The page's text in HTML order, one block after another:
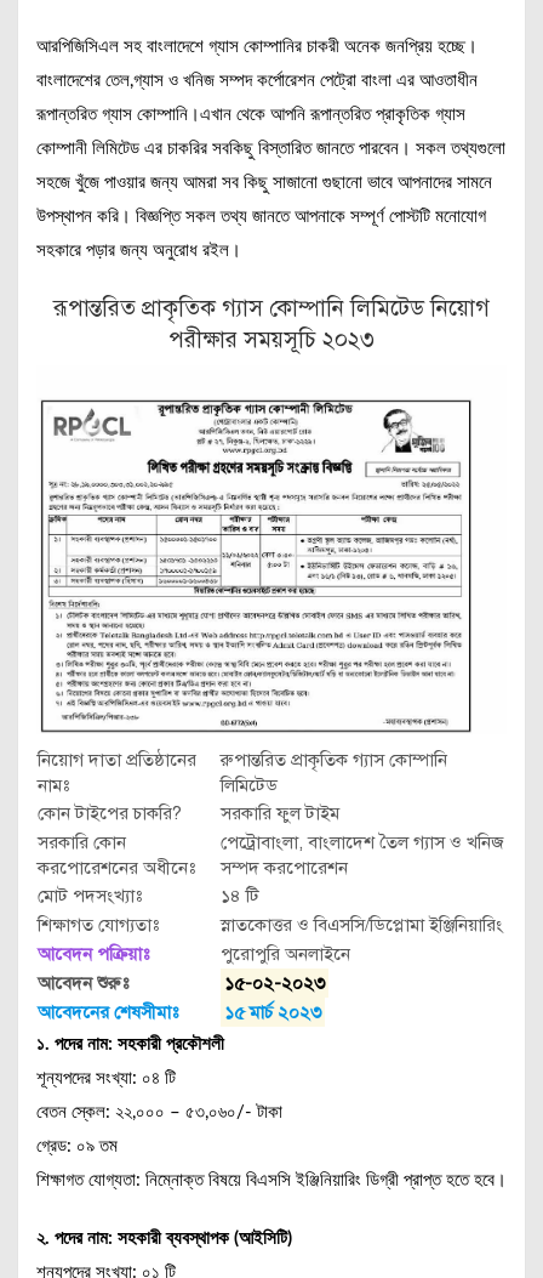
আরপিজিসিএল সহ বাংলাদেশে গ্যাস কোম্পানির চাকরী অনেক জনপ্রিয় হচ্ছে।
বাংলাদেশের তেল,গ্যাস ও খনিজ সম্পদ কর্পোরেশন পেট্রো বাংলা এর আওতাধীন
রূপান্তরিত গ্যাস কোম্পানি।এখান থেকে আপনি রূপান্তরিত প্রাকৃতিক গ্যাস
কোম্পানী লিমিটেড এর চাকরির সবকিছু বিস্তারিত জানতে পারবেন। সকল তথ্যগুলো
সহজে খুঁজে পাওয়ার জন্য আমরা সব কিছু সাজানো গুছানো ভাবে আপনাদের সামনে
উপস্থাপন করি। বিজ্ঞপ্তি সকল তথ্য জানতে আপনাকে সম্পূর্ণ পোস্টটি মনোযোগ
সহকারে পড়ার জন্য অনুরোধ রইল।
রূপান্তরিত প্রাকৃতিক গ্যাস কোম্পানি লিমিটেড নিয়োগ
পরীক্ষার সময়সূচি ২০২৩
নিয়োগ দাতা প্রতিষ্ঠানের
নামঃ
রুপান্তরিত প্রাকৃতিক গ্যাস কোম্পানি
লিমিটেড
কোন টাইপের চাকরি?
সরকারি ফুল টাইম
সরকারি কোন
করপোরেশনের অধীনেঃ
পেট্রোবাংলা, বাংলাদেশ তৈল গ্যাস ও খনিজ
সম্পদ করপোরেশন
মোট পদসংখ্যাঃ
১৪ টি
শিক্ষাগত যোগ্যতাঃ
স্নাতকোত্তর ও বিএসসি/ডিপ্লোমা ইঞ্জিনিয়ারিং
আবেদন পক্রিয়াঃ
পুরোপুরি অনলাইনে
আবেদন শুরুঃ
১৫-০২-২০২৩
আবেদনের শেষসীমাঃ
১৫ মার্চ ২০২৩
১. পদের নাম: সহকারী প্রকৌশলী
শূন্যপদের সংখ্যা: ০৪ টি
বেতন স্কেল: ২২,০০০ – ৫৩,০৬০/- টাকা
গ্রেড: ০৯ তম
শিক্ষাগত যোগ্যতা: নিম্নোক্ত বিষয়ে বিএসসি ইঞ্জিনিয়ারিং ডিগ্রী প্রাপ্ত হতে হবে।
২. পদের নাম: সহকারী ব্যবস্থাপক (আইসিটি)
শূন্যপদের সংখ্যা: ০১ টি